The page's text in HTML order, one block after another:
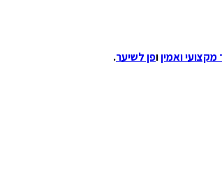
ואמיןופן לשיער.